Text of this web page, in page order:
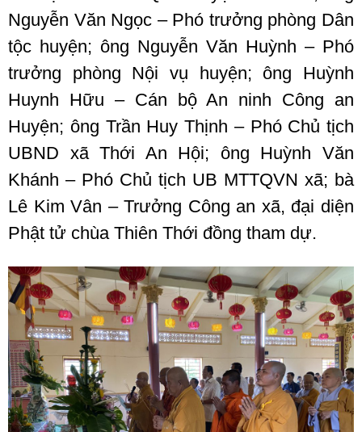
Nguyễn Văn Ngọc – Phó trưởng phòng Dân
tộc huyện; ông Nguyễn Văn Huỳnh – Phó
trưởng phòng Nội vụ huyện; ông Huỳnh
Huynh Hữu – Cán bộ An ninh Công an
Huyện; ông Trần Huy Thịnh – Phó Chủ tịch
UBND xã Thới An Hội; ông Huỳnh Văn
Khánh – Phó Chủ tịch UB MTTQVN xã; bà
Lê Kim Vân – Trưởng Công an xã, đại diện
Phật tử chùa Thiên Thới đồng tham dự.